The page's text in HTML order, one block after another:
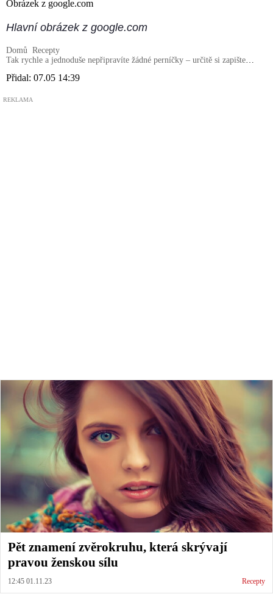
Obrázek z google.com
Hlavní obrázek z google.com
Domů Recepty
Tak rychle a jednoduše nepřipravíte žádné perníčky – určitě si zapište
Přidal: 07.05 14:39
REKLAMA
Pět znamení zvěrokruhu, která skrývají
pravou ženskou sílu
12:45 01.11.23 Recepty